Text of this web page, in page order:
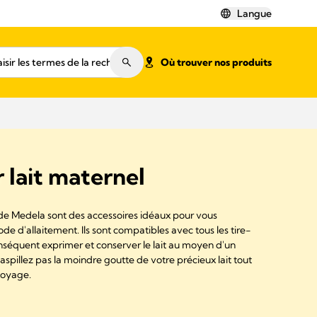
Langue
Où trouver nos produits
lait maternel
Medela sont des accessoires idéaux pour vous
d'allaitement. Ils sont compatibles avec tous les tire-
exprimer et conserver le lait au moyen d'un
pas la moindre goutte de votre précieux lait tout